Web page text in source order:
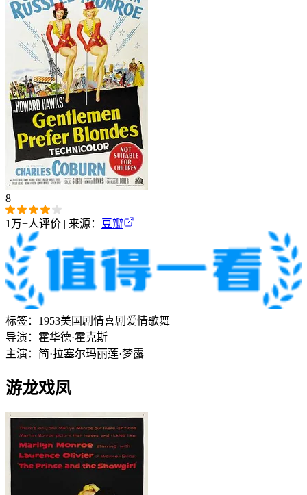
8
1万+人评价 | 来源： 豆瓣
标签： 1953美国 剧情喜剧 爱情歌舞
导演： 霍华德·霍克斯
主演： 简·拉塞尔玛丽莲·梦露
游龙戏凤